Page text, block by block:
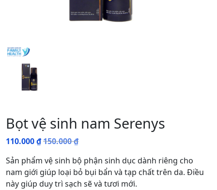
Bọt vệ sinh nam Serenys
110.000₫150.000₫
Sản phẩm vệ sinh bộ phận sinh dục dành riêng cho
nam giới giúp loại bỏ bụi bẩn và tạp chất trên da. Điều
này giúp duy trì sạch sẽ và tươi mới.